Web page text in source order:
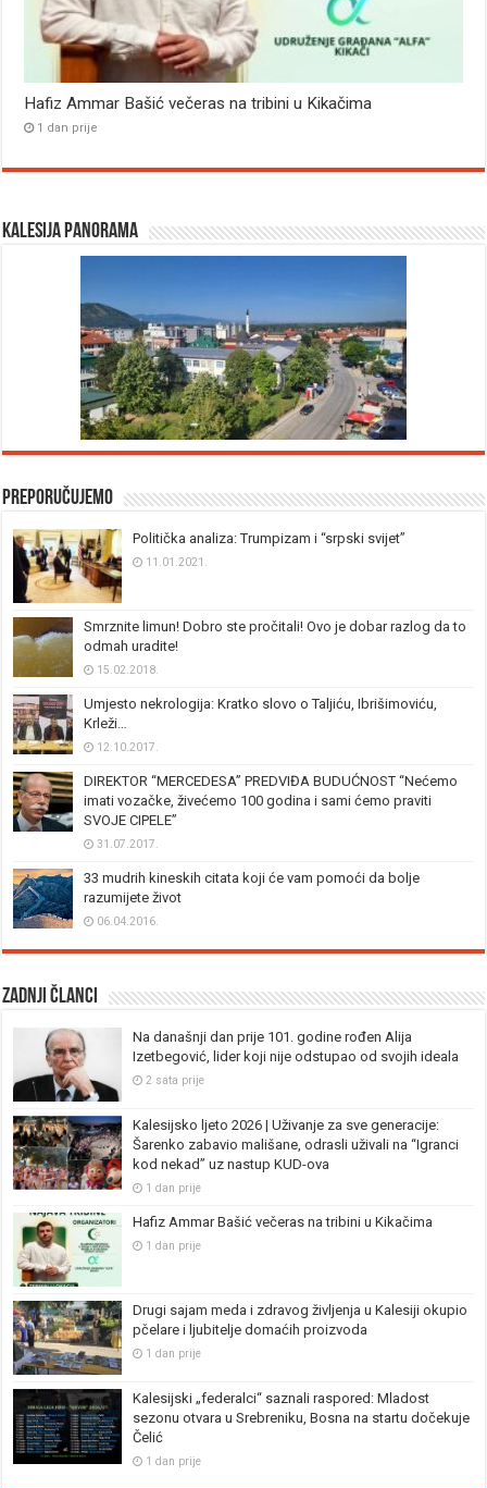
Hafiz Ammar Bašić večeras na tribini u Kikačima
1 dan prije
Kalesija panorama
Preporučujemo
Politička analiza: Trumpizam i “srpski svijet”
11.01.2021.
Smrznite limun! Dobro ste pročitali! Ovo je dobar razlog da to
odmah uradite!
15.02.2018.
Umjesto nekrologija: Kratko slovo o Taljiću, Ibrišimoviću,
Krleži…
12.10.2017.
DIREKTOR “MERCEDESA” PREDVIĐA BUDUĆNOST “Nećemo
imati vozačke, živećemo 100 godina i sami ćemo praviti
SVOJE CIPELE”
31.07.2017.
33 mudrih kineskih citata koji će vam pomoći da bolje
razumijete život
06.04.2016.
Zadnji članci
Na današnji dan prije 101. godine rođen Alija
Izetbegović, lider koji nije odstupao od svojih ideala
2 sata prije
Kalesijsko ljeto 2026 | Uživanje za sve generacije:
Šarenko zabavio mališane, odrasli uživali na “Igranci
kod nekad” uz nastup KUD-ova
1 dan prije
Hafiz Ammar Bašić večeras na tribini u Kikačima
1 dan prije
Drugi sajam meda i zdravog življenja u Kalesiji okupio
pčelare i ljubitelje domaćih proizvoda
1 dan prije
Kalesijski „federalci“ saznali raspored: Mladost
sezonu otvara u Srebreniku, Bosna na startu dočekuje
Čelić
1 dan prije